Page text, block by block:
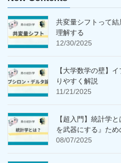
共変量シフトって結
理解する
12/30/2025
【大学数学の壁】
りやすく解説
11/21/2025
【超入門】統計学
を武器にする』ため
08/07/2025